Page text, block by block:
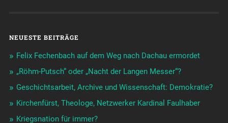
NEUESTE BEITRÄGE
Felix Fechenbach auf dem Weg nach Dachau ermordet
„Röhm-Putsch“ oder „Nacht der Langen Messer“?
Geschichtsarbeit, Archive und Wissenschaft: Demokratie?
Kirchenfürst, Theologe, Netzwerker Kardinal Faulhaber
Kriegsnation für immer?